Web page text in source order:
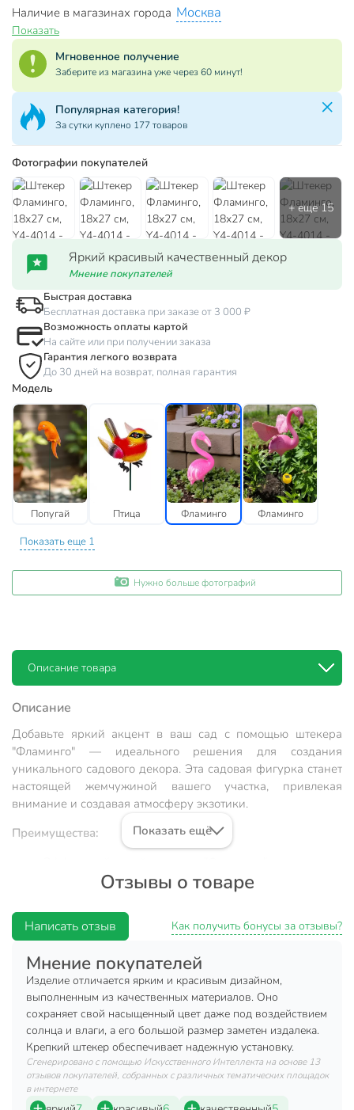
Наличие в магазинах города Москва
Показать
Мгновенное получение
Заберите из магазина уже через 60 минут!
Популярная категория!
За сутки куплено 177 товаров
Фотографии покупателей
Яркий красивый качественный декор
Мнение покупателей
Быстрая доставка
Бесплатная доставка при заказе от 3 000 ₽
Возможность оплаты картой
На сайте или при получении заказа
Гарантия легкого возврата
До 30 дней на возврат, полная гарантия
Модель
Попугай Птица Фламинго Фламинго
Показать еще 1
Нужно больше фотографий
Описание товара
Описание
Добавьте яркий акцент в ваш сад с помощью штекера
"Фламинго" — идеального решения для создания
уникального садового декора. Эта садовая фигурка станет
настоящей жемчужиной вашего участка, привлекая
внимание и создавая атмосферу экзотики.
Преимущества:
ярких тонах, что делает ее заметной и
Универсальное использование: садовая фигура
легко устанавливается благодаря штекеру, высота
которого достигает 60 см, что позволяет разместить
ее в любом уголке сада.
Большой размер: с шириной 18 см и высотой 27 см,
штекер "Фламинго" станет главным акцентом в
вашем ландшафтном дизайне.
Покупка этой садовой фигурки позволит создать
уникальный стиль в вашем саду, подчеркнув
индивидуальность и добавив яркие краски в окружающее
Показать ещё
Отзывы о товаре
Написать отзыв Как получить бонусы за отзывы?
Мнение покупателей
Изделие отличается ярким и красивым дизайном,
выполненным из качественных материалов. Оно
сохраняет свой насыщенный цвет даже под воздействием
солнца и влаги, а его большой размер заметен издалека.
Крепкий штекер обеспечивает надежную установку.
Сгенерировано с помощью Искусственного Интеллекта на основе 13
отзывов покупателей, собранных с различных тематических площадок
в интернете